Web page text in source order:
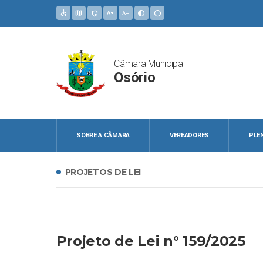
accessible map admin_panel_settings text_increase text_decrease contrast circle
Câmara Municipal
Osório
SOBRE A CÂMARA VEREADORES
PROJETOS DE LEI
Projeto de Lei n° 159/2025